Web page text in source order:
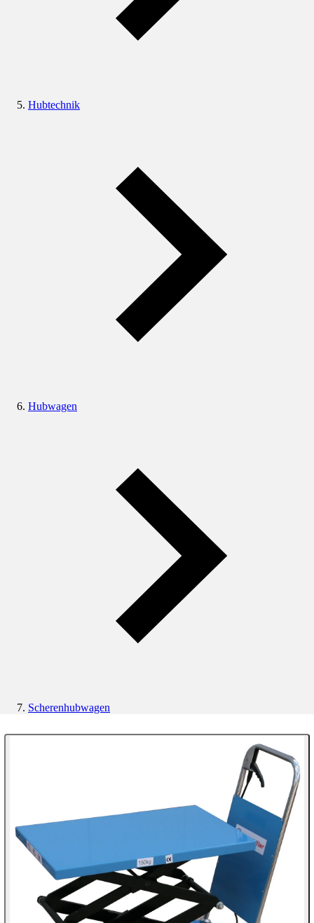
Hubtechnik
Hubwagen
Scherenhubwagen